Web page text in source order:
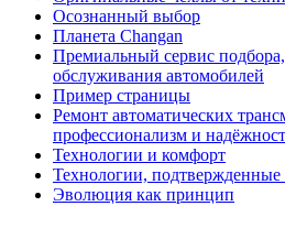
Осознанный выбор
Планета Changan
Премиальный сервис
обслуживания автомобилей
Пример страницы
Ремонт автоматических
профессионализм и
Технологии и комфорт
Технологии, подтвержденные
Эволюция как принцип